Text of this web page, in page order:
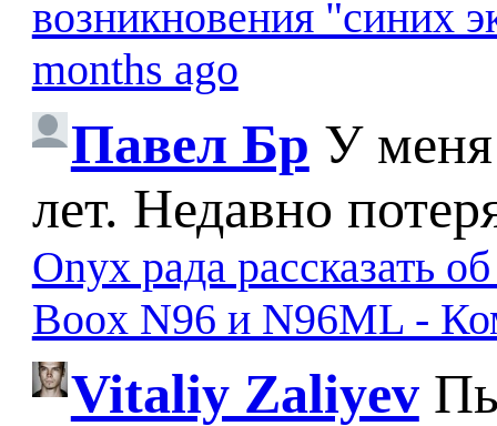
возникновения "синих
months ago
Павел Бр У меня
лет. Недавно
Onyx рада рассказать
Boox N96 и N96ML -
Vitaliy Zaliyev